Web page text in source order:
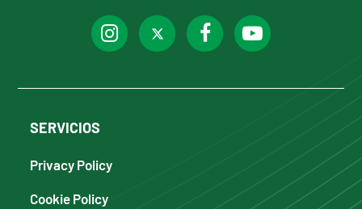
SERVICIOS
Privacy Policy
Cookie Policy